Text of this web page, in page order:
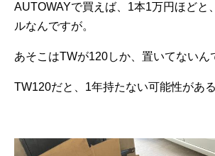
AUTOWAYで買えば、1本1万円ほどと
ルなんですが。
あそこはTWが120しか、置いてないん
TW120だと、1年持たない可能性がある